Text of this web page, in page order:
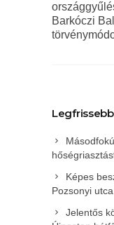
Barkóczi
Képes
Pozsonyi
Jelentős